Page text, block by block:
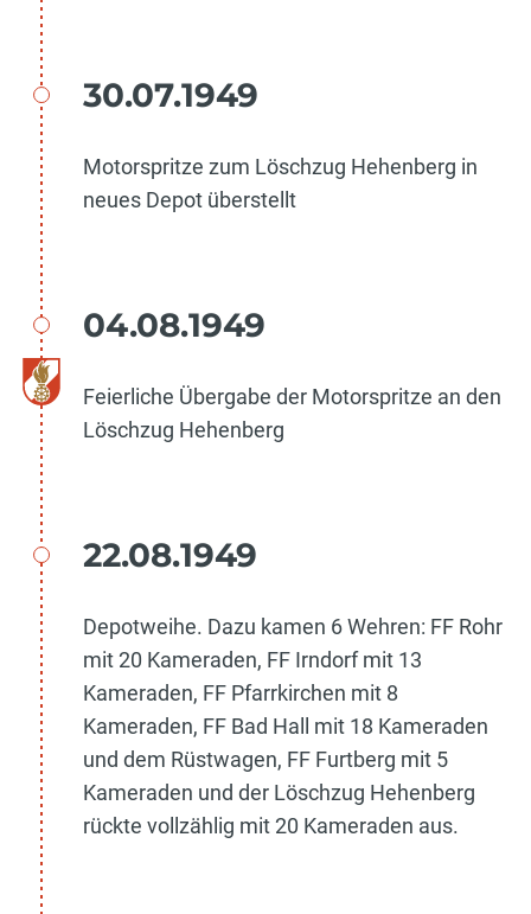
30.07.1949
Motorspritze zum Löschzug Hehenberg in
neues Depot überstellt
04.08.1949
Feierliche Übergabe der Motorspritze an den
Löschzug Hehenberg
22.08.1949
Depotweihe. Dazu kamen 6 Wehren: FF Rohr
mit 20 Kameraden, FF Irndorf mit 13
Kameraden, FF Pfarrkirchen mit 8
Kameraden, FF Bad Hall mit 18 Kameraden
und dem Rüstwagen, FF Furtberg mit 5
Kameraden und der Löschzug Hehenberg
rückte vollzählig mit 20 Kameraden aus.